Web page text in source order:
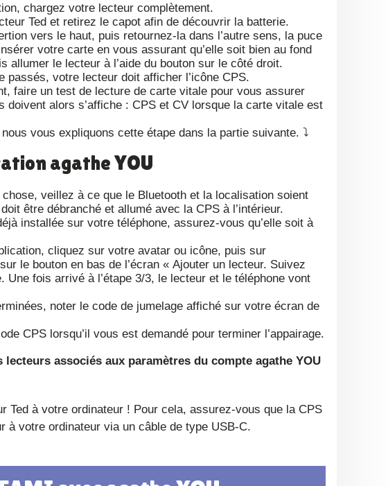
chargez votre lecteur complètement.
Ted et retirez le capot afin de découvrir la batterie.
vers le haut, puis retournez-la dans l’autre sens, la puce
votre carte en vous assurant qu’elle soit bien au fond
allumer le lecteur à l’aide du bouton sur le côté droit.
passés, votre lecteur doit afficher l’icône CPS.
faire un test de lecture de carte vitale pour vous assurer
alors s’affiche : CPS et CV lorsque la carte vitale est
nous vous expliquons cette étape dans la partie suivante. ⤵️
agathe YOU
veillez à ce que le Bluetooth et la localisation soient
être débranché et allumé avec la CPS à l’intérieur.
installée sur votre téléphone, assurez-vous qu’elle soit à
cliquez sur votre avatar ou icône, puis sur
le bouton en bas de l’écran « Ajouter un lecteur. Suivez
fois arrivé à l’étape 3/3, le lecteur et le téléphone vont
noter le code de jumelage affiché sur votre écran de
CPS lorsqu’il vous est demandé pour terminer l’appairage.
Ted à votre ordinateur ! Pour cela, assurez-vous que la CPS
à votre ordinateur via un câble de type USB-C.